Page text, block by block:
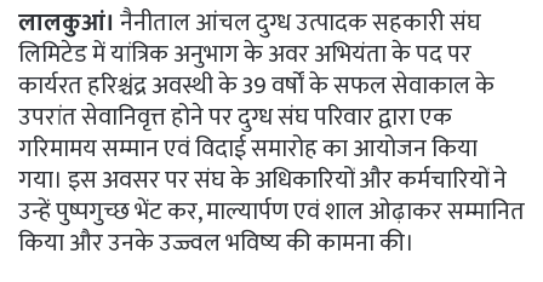
लालकुआं। नैनीताल आंचल दुग्ध उत्पादक सहकारी संघ
लिमिटेड में यांत्रिक अनुभाग के अवर अभियंता के पद पर
कार्यरत हरिश्चंद्र अवस्थी के 39 वर्षों के सफल सेवाकाल के
उपरांत सेवानिवृत्त होने पर दुग्ध संघ परिवार द्वारा एक
गरिमामय सम्मान एवं विदाई समारोह का आयोजन किया
गया। इस अवसर पर संघ के अधिकारियों और कर्मचारियों ने
उन्हें पुष्पगुच्छ भेंट कर, माल्यार्पण एवं शाल ओढ़ाकर सम्मानित
किया और उनके उज्ज्वल भविष्य की कामना की।